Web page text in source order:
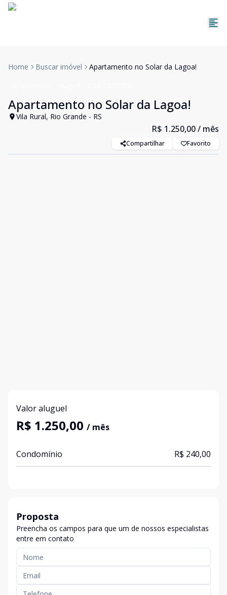
Home Buscar imóvel Apartamento no Solar da Lagoa!
Apartamento no Solar da Lagoa!
Vila Rural, Rio Grande - RS
R$ 1.250,00/ mês
Compartilhar Favorito
Valor aluguel
R$ 1.250,00 / mês
Condomínio R$ 240,00
Proposta
Preencha os campos para que um de nossos especialistas
entre em contato